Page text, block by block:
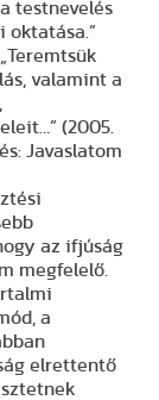
testnevelés
oktatása.”
valamint a
(2005.
Javaslatom
az ifjúság
megfelelő.
a
elrettentő